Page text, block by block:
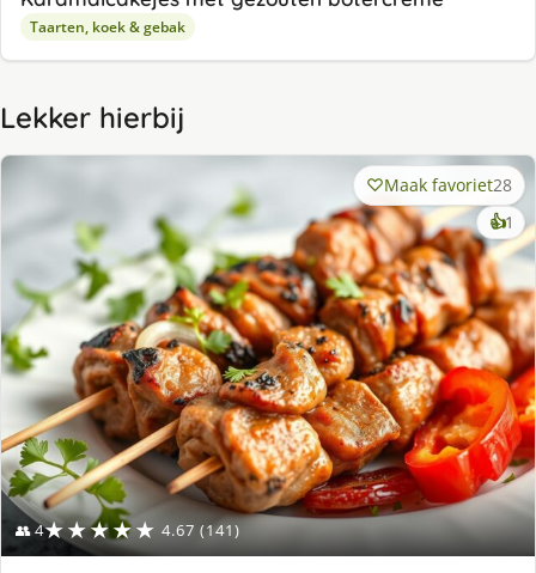
Taarten, koek & gebak
Lekker hierbij
👥 4★★★★★ 4.67 (141)
Maak favoriet28
👍1